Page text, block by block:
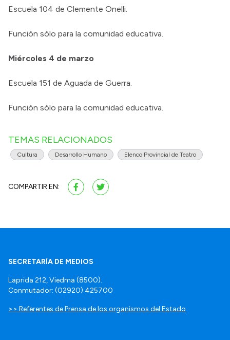
Escuela 104 de Clemente Onelli.
Función sólo para la comunidad educativa.
Miércoles 4 de marzo
Escuela 151 de Aguada de Guerra.
Función sólo para la comunidad educativa.
TEMAS RELACIONADOS
Cultura Desarrollo Humano Elenco Provincial de Teatro
COMPARTIR EN:
SECRETARÍA DE MEDIOS
Laprida 212, Viedma (8500).
Conmutador: (02920) 425700
>> Referentes de Prensa de los organismos del Estado